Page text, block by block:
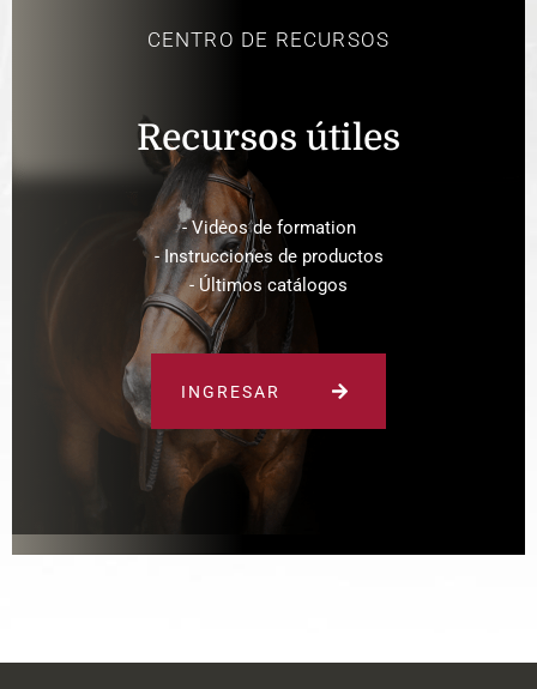
CENTRO DE RECURSOS
Recursos útiles
- Vidėos de formation
- Instrucciones de productos
- Últimos catálogos
INGRESAR